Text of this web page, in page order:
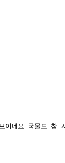
이네요 국물도 참